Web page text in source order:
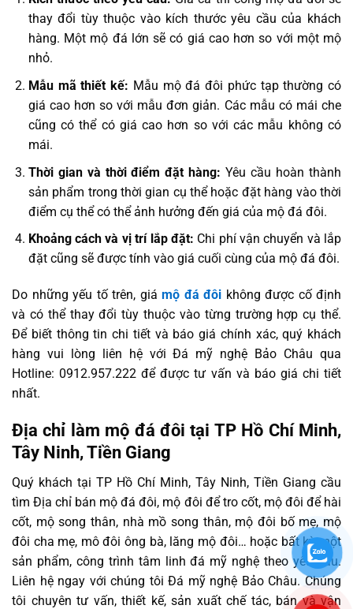
thay đổi tùy thuộc vào kích thước yêu cầu của khách
hàng. Một mộ đá lớn sẽ có giá cao hơn so với một mộ
nhỏ.
Mẫu mã thiết kế: Mẫu mộ đá đôi phức tạp thường có
giá cao hơn so với mẫu đơn giản. Các mẫu có mái che
cũng có thể có giá cao hơn so với các mẫu không có
mái.
Thời gian và thời điểm đặt hàng: Yêu cầu hoàn thành
sản phẩm trong thời gian cụ thể hoặc đặt hàng vào thời
điểm cụ thể có thể ảnh hưởng đến giá của mộ đá đôi.
Khoảng cách và vị trí lắp đặt: Chi phí vận chuyển và lắp
đặt cũng sẽ được tính vào giá cuối cùng của mộ đá đôi.
Do những yếu tố trên, giá mộ đá đôi không được cố định
và có thể thay đổi tùy thuộc vào từng trường hợp cụ thể.
Để biết thông tin chi tiết và báo giá chính xác, quý khách
hàng vui lòng liên hệ với Đá mỹ nghệ Bảo Châu qua
Hotline: 0912.957.222 để được tư vấn và báo giá chi tiết
nhất.
Địa chỉ làm mộ đá đôi tại TP Hồ Chí Minh,
Tây Ninh, Tiền Giang
Quý khách tại TP Hồ Chí Minh, Tây Ninh, Tiền Giang cầu
tìm Địa chỉ bán mộ đá đôi, mộ đôi để tro cốt, mộ đôi để hài
cốt, mộ song thân, nhà mồ song thân, mộ đôi bố mẹ, mộ
đôi cha mẹ, mô đôi ông bà, lăng mộ đôi… hoặc bất kỳ một
sản phẩm, công trình tâm linh đá mỹ nghệ theo yêu cầu.
Liên hệ ngay với chúng tôi Đá mỹ nghệ Bảo Châu. Chúng
tôi chuyên tư vấn, thiết kế, sản xuất chế tác, bán và vận